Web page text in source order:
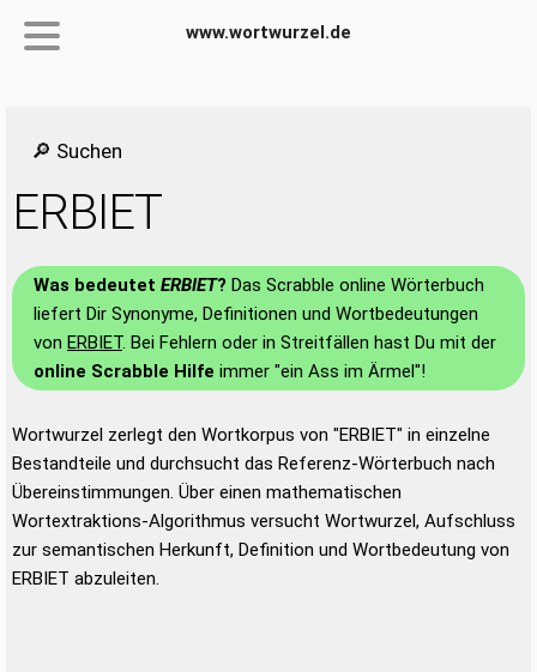
www.wortwurzel.de
🔎 Suchen
ERBIET
Was bedeutet ERBIET? Das Scrabble online Wörterbuch
liefert Dir Synonyme, Definitionen und Wortbedeutungen
von ERBIET. Bei Fehlern oder in Streitfällen hast Du mit der
online Scrabble Hilfe immer "ein Ass im Ärmel"!
Wortwurzel zerlegt den Wortkorpus von "ERBIET" in einzelne
Bestandteile und durchsucht das Referenz-Wörterbuch nach
Übereinstimmungen. Über einen mathematischen
Wortextraktions-Algorithmus versucht Wortwurzel, Aufschluss
zur semantischen Herkunft, Definition und Wortbedeutung von
ERBIET abzuleiten.